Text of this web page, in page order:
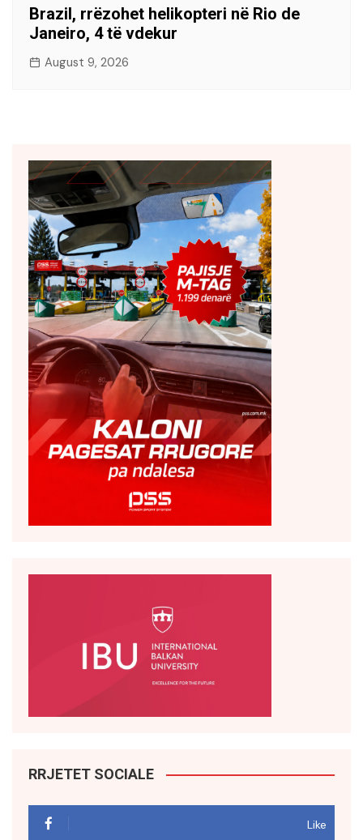
Brazil, rrëzohet helikopteri në Rio de
Janeiro, 4 të vdekur
August 9, 2026
RRJETET SOCIALE
Like